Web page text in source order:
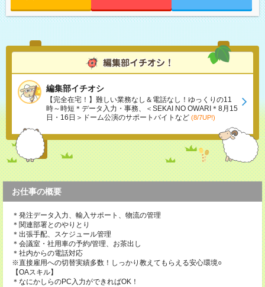
編集部イチオシ
【完全在宅！】難しい業務なし＆電話なし！ゆっくりの11
時～時短＊データ入力・事務、＜SEKAI NO OWARI＊8月15
日・16日＞ドーム公演のサポートバイトなど (8/7UP!)
お仕事の概要
＊発注データ入力、輸入サポート、物流の管理
＊関連部署とのやりとり
＊出張手配、スケジュール管理
＊会議室・社用車の予約/管理、お茶出し
＊社内からの電話対応
※直接雇用への切替実績多数！しっかり教えてもらえる安心環境○
【OAスキル】
＊なにかしらのPC入力ができればOK！